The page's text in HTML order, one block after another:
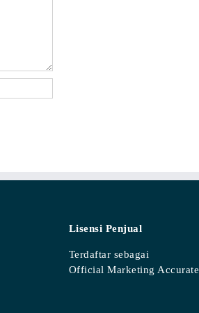
Lisensi Penjual
Terdaftar sebagai
Official Marketing Accurate